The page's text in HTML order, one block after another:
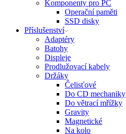
Komponenty pro PC
Operační paměti
SSD disky
Příslušenství
Adaptéry
Batohy
Displeje
Prodlužovací kabely
Držáky
Čelisťové
Do CD mechaniky
Do větrací mřížky
Gravity
Magnetické
Na kolo